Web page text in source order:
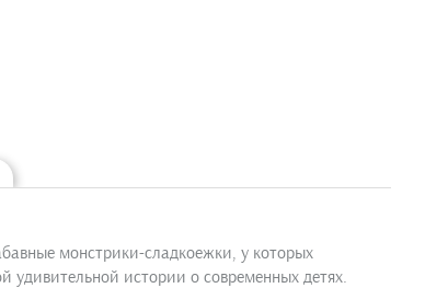
монстрики-сладкоежки, у которых
истории о современных детях.